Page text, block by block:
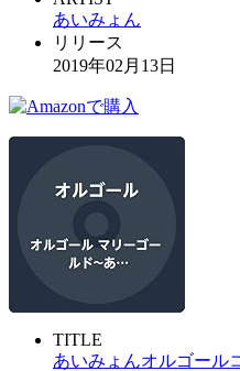
あいみょん
リリース
2019年02月13日
TITLE
あいみょんオルゴール